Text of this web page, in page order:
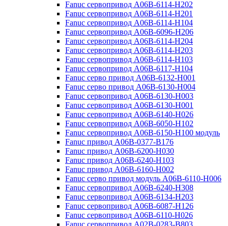
Fanuc сервопривод A06B-6114-H202
Fanuc сервопривод A06B-6114-H201
Fanuc сервопривод A06B-6114-H104
Fanuc сервопривод A06B-6096-H206
Fanuc сервопривод A06B-6114-H204
Fanuc сервопривод A06B-6114-H203
Fanuc сервопривод A06B-6114-H103
Fanuc сервопривод A06B-6117-H104
Fanuc серво привод A06B-6132-H001
Fanuc серво привод A06B-6130-H004
Fanuc сервопривод A06B-6130-H003
Fanuc сервопривод A06B-6130-H001
Fanuc сервопривод A06B-6140-H026
Fanuc сервопривод A06B-6050-H102
Fanuc сервопривод A06B-6150-H100 модуль
Fanuc привод A06B-0377-B176
Fanuc привод A06B-6200-H030
Fanuc привод A06B-6240-H103
Fanuc привод A06B-6160-H002
Fanuc серво привод модуль A06B-6110-H006
Fanuc сервопривод A06B-6240-H308
Fanuc сервопривод A06B-6134-H203
Fanuc сервопривод A06B-6087-H126
Fanuc сервопривод A06B-6110-H026
Fanuc сервопривод A02B-0283-B803